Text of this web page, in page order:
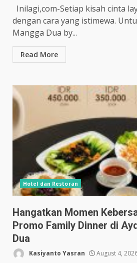
Inilagi,com-Setiap kisah cinta
dengan cara yang istimewa.
Mangga Dua by...
Read More
Hotel dan Restoran
Hangatkan Momen
Promo Family Dinner di
Dua
Kasiyanto Yasran August 4,